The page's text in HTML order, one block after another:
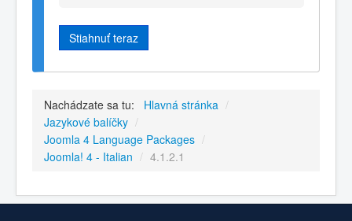
Stiahnuť teraz
Nachádzate sa tu: Hlavná stránka /
Jazykové balíčky /
Joomla 4 Language Packages /
Joomla! 4 - Italian / 4.1.2.1